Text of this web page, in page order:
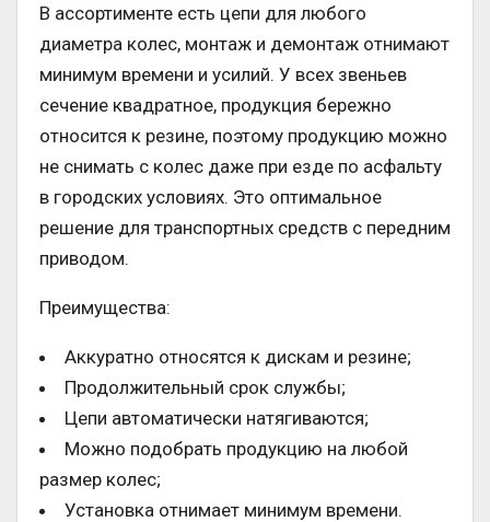
В ассортименте есть цепи для любого
диаметра колес, монтаж и демонтаж отнимают
минимум времени и усилий. У всех звеньев
сечение квадратное, продукция бережно
относится к резине, поэтому продукцию можно
не снимать с колес даже при езде по асфальту
в городских условиях. Это оптимальное
решение для транспортных средств с передним
приводом.
Преимущества:
Аккуратно относятся к дискам и резине;
Продолжительный срок службы;
Цепи автоматически натягиваются;
Можно подобрать продукцию на любой
размер колес;
Установка отнимает минимум времени.